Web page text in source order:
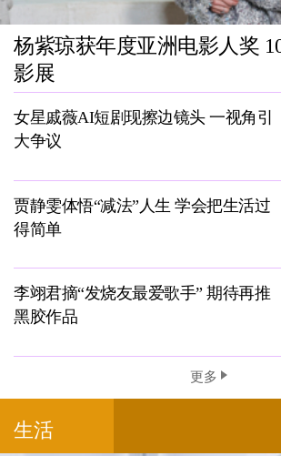
杨紫琼获年度亚洲电影人奖
影展
女星戚薇AI短剧现擦边镜头 一视角引
大争议
贾静雯体悟“减法”人生 学会把生活过
得简单
李翊君摘“发烧友最爱歌手” 期待再推
黑胶作品
更多
生活